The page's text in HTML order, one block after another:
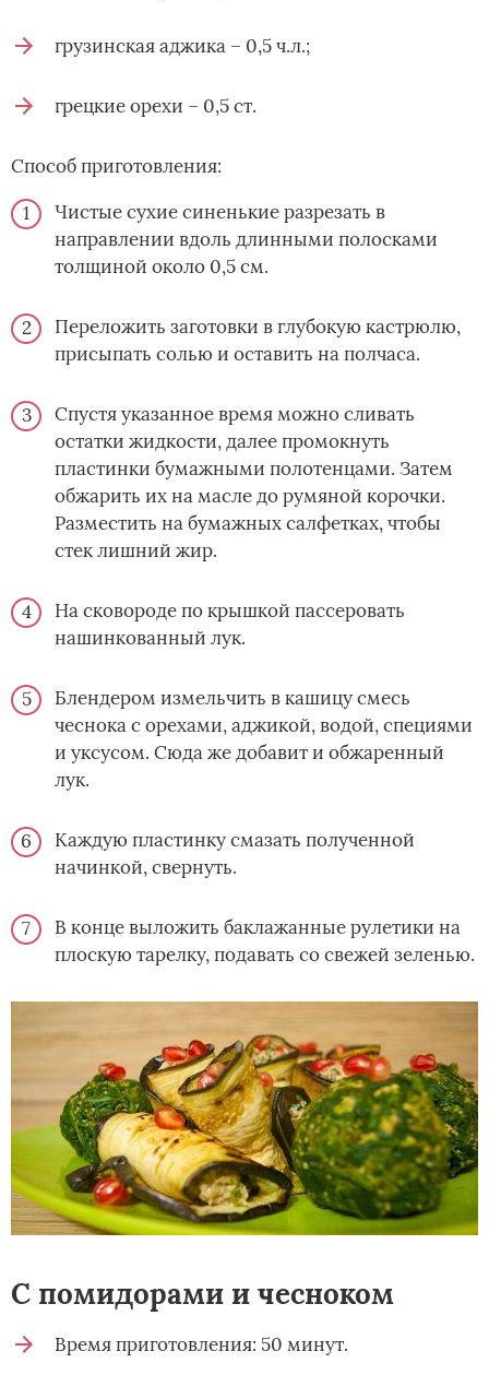
грузинская аджика – 0,5 ч.л.;
грецкие орехи – 0,5 ст.
Способ приготовления:
Чистые сухие синенькие разрезать в
направлении вдоль длинными полосками
толщиной около 0,5 см.
Переложить заготовки в глубокую кастрюлю,
присыпать солью и оставить на полчаса.
Спустя указанное время можно сливать
остатки жидкости, далее промокнуть
пластинки бумажными полотенцами. Затем
обжарить их на масле до румяной корочки.
Разместить на бумажных салфетках, чтобы
стек лишний жир.
На сковороде по крышкой пассеровать
нашинкованный лук.
Блендером измельчить в кашицу смесь
чеснока с орехами, аджикой, водой, специями
и уксусом. Сюда же добавит и обжаренный
лук.
Каждую пластинку смазать полученной
начинкой, свернуть.
В конце выложить баклажанные рулетики на
плоскую тарелку, подавать со свежей зеленью.
С помидорами и чесноком
Время приготовления: 50 минут.